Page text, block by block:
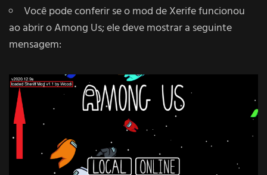
Você pode conferir se o mod de Xerife funcionou
ao abrir o Among Us; ele deve mostrar a seguinte
mensagem: